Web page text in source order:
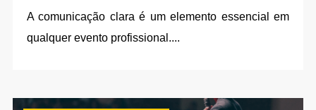
A comunicação clara é um elemento essencial em
qualquer evento profissional....